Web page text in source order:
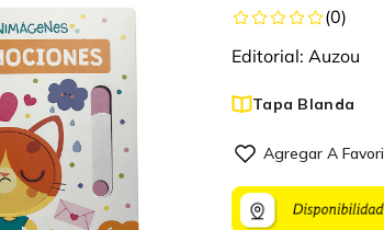
(0)
Editorial: Auzou
Tapa Blanda